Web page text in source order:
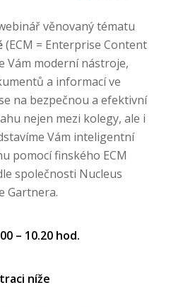
věnovaný tématu
(ECM = Enterprise Content
Vám moderní nástroje,
a informací ve
na bezpečnou a efektivní
nejen mezi kolegy, ale i
Vám inteligentní
pomocí finského ECM
společnosti Nucleus
Gartnera.
– 10.20 hod.
níže